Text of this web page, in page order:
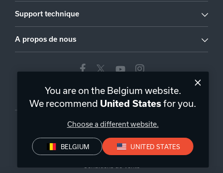
Support technique
A propos de nous
Belgique|FR
Politique de confidentialité
Déclaration de conformité
You are on the Belgium website.
We recommend United Statesfor you.
Choose a different website.
BELGIUM UNITED STATES